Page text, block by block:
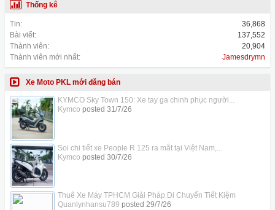
Thống kê
Tin:
36,868
Bài viết:
137,552
Thành viên:
20,904
Thành viên mới nhất:
Jamesdrymn
Xe Moto PKL mới đăng bán
KYMCO Sky Town 150: Xe tay ga chinh phục người...
Kymco posted 31/7/26
Soi chi tiết xe People R 125 ra mắt tại Việt Nam,...
Kymco posted 30/7/26
Thuê Xe Máy TPHCM Giải Pháp Di Chuyển Tiết Kiệm
Quanlynhansu789 posted 29/7/26